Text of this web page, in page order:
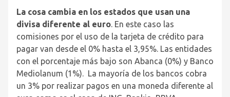
La cosa cambia en los estados que usan una
divisa diferente al euro. En este caso las
comisiones por el uso de la tarjeta de crédito para
pagar van desde el 0% hasta el 3,95%. Las entidades
con el porcentaje más bajo son Abanca (0%) y Banco
Mediolanum (1%). La mayoría de los bancos cobra
un 3% por realizar pagos en una moneda diferente al